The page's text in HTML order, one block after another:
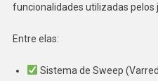
funcionalidades utilizadas pelos
Entre elas:
Sistema de Sweep